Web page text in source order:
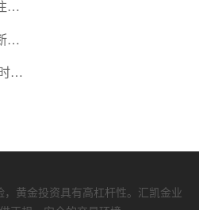
黄
黄
，
黄金投资具有高杠杆性。汇凯金业